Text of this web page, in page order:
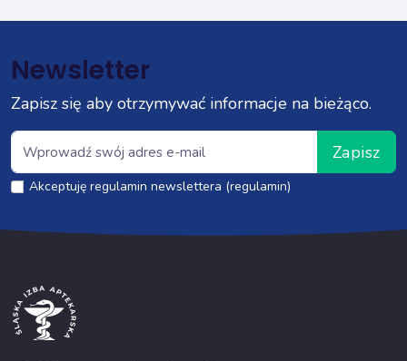
Newsletter
Zapisz się aby otrzymywać informacje na bieżąco.
Zapisz
Akceptuję regulamin newslettera (regulamin)